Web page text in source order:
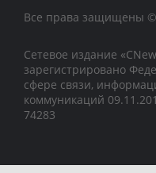
Все права защищены ©
Сетевое издание
зарегистрировано
сфере связи,
коммуникаций
74283